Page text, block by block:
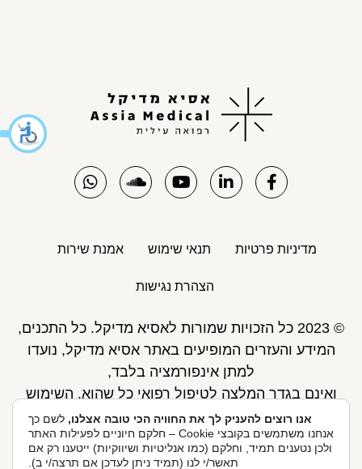
מדיניות פרטיות תנאי שימוש אמנת שירות
הצהרת נגישות
© 2023 כל הזכויות שמורות לאסיא מדיקל. כל התכנים,
המידע והעזרים המופיעים באתר אסיא מדיקל, נועדו
למתן אינפורמציה בלבד,
ואינם בגדר המלצה לטיפול רפואי כל שהוא. השימוש
באתר כפוף לתנאי השימוש ואינו מחליף את אחריות
הגולש לקבלת ייעוץ ע"י רופא.
פיתוח אתר: Skymaster
אנו רוצים להעניק לך את החוויה הכי טובה אצלנו, לשם כך
אנחנו משתמשים בקובצי Cookie – חלקם חיוניים לפעילות האתר
ולכן נטענים תמיד, וחלקם (כמו אנליטיות ושיווקיות) ייטענו רק אם
תאשר/י לנו (תמיד ניתן לעדכן אם תרצה/י ב).